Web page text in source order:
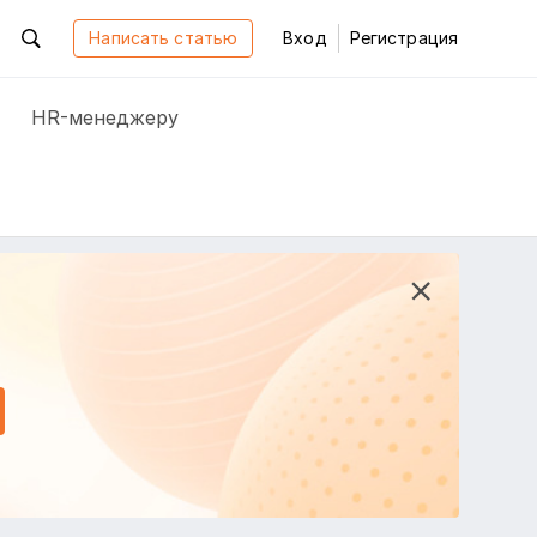
Написать статью Вход Регистрация
HR-менеджеру